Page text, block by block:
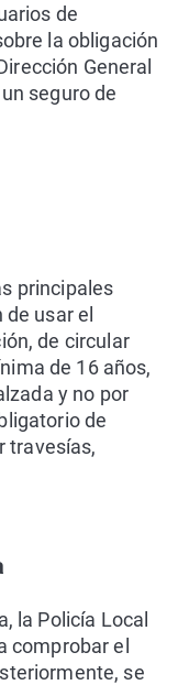
de
la obligación
General
seguro de
principales
usar el
de circular
de 16 años,
y no por
de
travesías,
la Policía Local
comprobar el
se